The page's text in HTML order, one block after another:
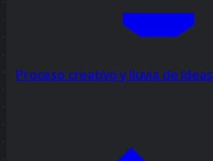
Proceso creativo y lluvia de ideas